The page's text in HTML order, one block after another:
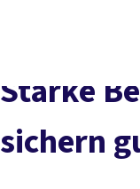
Starke
sichern